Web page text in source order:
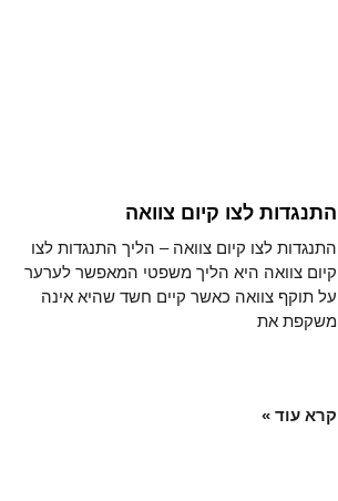
התנגדות לצו קיום צוואה
התנגדות לצו קיום צוואה – הליך התנגדות לצו
קיום צוואה היא הליך משפטי המאפשר לערער
על תוקף צוואה כאשר קיים חשד שהיא אינה
משקפת את
קרא עוד »